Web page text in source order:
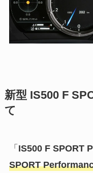
新型 IS500 F
て
「 IS500 F SPORT
SPORT